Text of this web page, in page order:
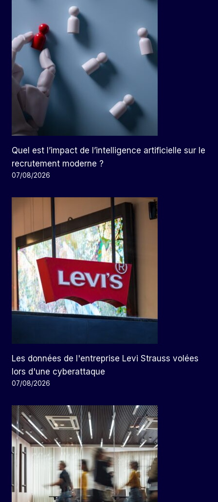
Quel est l’impact de l’intelligence artificielle sur le
recrutement moderne ?
07/08/2026
Les données de l'entreprise Levi Strauss volées
lors d'une cyberattaque
07/08/2026